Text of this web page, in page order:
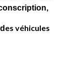
es véhicules